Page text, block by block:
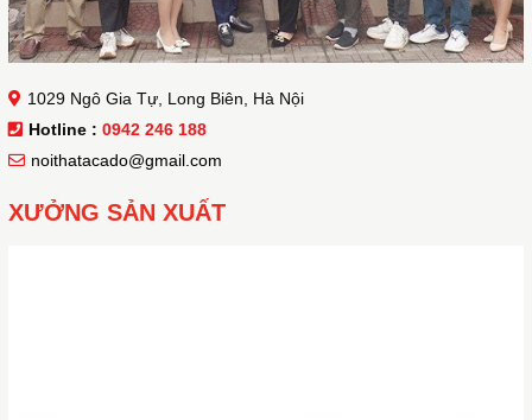
1029 Ngô Gia Tự, Long Biên, Hà Nội
Hotline : 0942 246 188
noithatacado@gmail.com
XƯỞNG SẢN XUẤT